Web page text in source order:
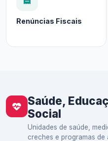
Renúncias Fiscais
Saúde,
Social
Unidades de saúde,
creches e programas